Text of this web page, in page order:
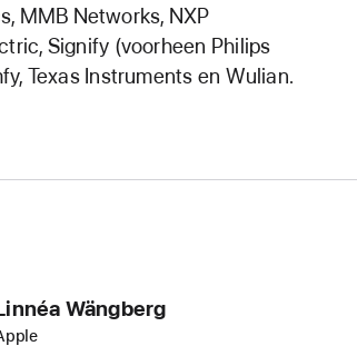
MMB Networks, NXP
Signify (voorheen Philips
Texas Instruments en Wulian.
Wängberg